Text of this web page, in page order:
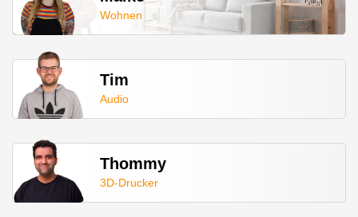
Wohnen
Tim
Audio
Thommy
3D-Drucker